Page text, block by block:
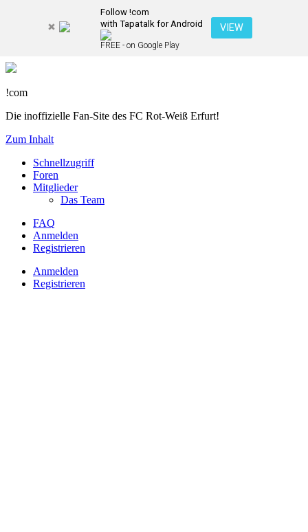
Follow !com
with Tapatalk for Android
FREE - on Google Play
VIEW
!com
Die inoffizielle Fan-Site des FC Rot-Weiß Erfurt!
Zum Inhalt
Schnellzugriff
Foren
Mitglieder
Das Team
FAQ
Anmelden
Registrieren
Anmelden
Registrieren